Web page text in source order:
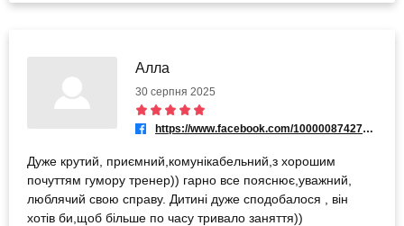
Алла
30 серпня 2025
https://www.facebook.com/100000874275419
Дуже крутий, приємний,комунікабельний,з хорошим
почуттям гумору тренер)) гарно все пояснює,уважний,
люблячий свою справу. Дитині дуже сподобалося , він
хотів би,щоб більше по часу тривало заняття))